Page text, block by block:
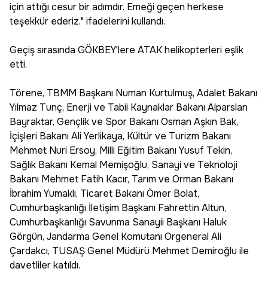
için attığı cesur bir adımdır. Emeği geçen herkese
teşekkür ederiz." ifadelerini kullandı.
Geçiş sırasında GÖKBEY'lere ATAK helikopterleri eşlik
etti.
Törene, TBMM Başkanı Numan Kurtulmuş, Adalet Bakanı
Yılmaz Tunç, Enerji ve Tabii Kaynaklar Bakanı Alparslan
Bayraktar, Gençlik ve Spor Bakanı Osman Aşkın Bak,
İçişleri Bakanı Ali Yerlikaya, Kültür ve Turizm Bakanı
Mehmet Nuri Ersoy, Milli Eğitim Bakanı Yusuf Tekin,
Sağlık Bakanı Kemal Memişoğlu, Sanayi ve Teknoloji
Bakanı Mehmet Fatih Kacır, Tarım ve Orman Bakanı
İbrahim Yumaklı, Ticaret Bakanı Ömer Bolat,
Cumhurbaşkanlığı İletişim Başkanı Fahrettin Altun,
Cumhurbaşkanlığı Savunma Sanayii Başkanı Haluk
Görgün, Jandarma Genel Komutanı Orgeneral Ali
Çardakcı, TUSAŞ Genel Müdürü Mehmet Demiroğlu ile
davetliler katıldı.